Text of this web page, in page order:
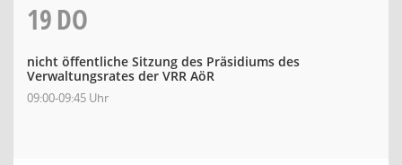
19DO
nicht öffentliche Sitzung des Präsidiums des
Verwaltungsrates der VRR AöR
09:00-09:45 Uhr